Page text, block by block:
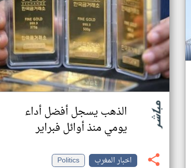
الذهب يسجل أفضل أداء
يومي منذ أوائل فبراير
اخبار المغرب
Politics